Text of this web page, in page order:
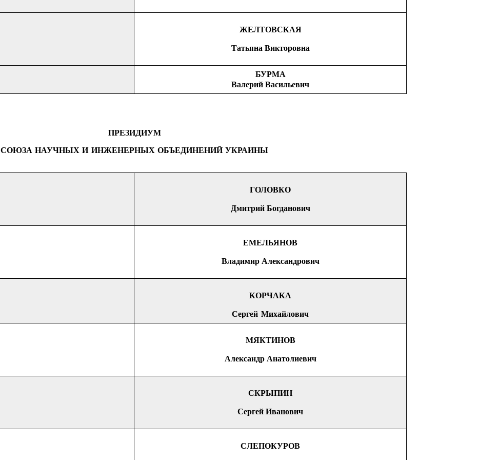
ЖЕЛТОВСКАЯ
Татьяна Викторовна
БУРМА
Валерий Васильевич
ПРЕЗИДИУМ
СОЮЗА НАУЧНЫХ И ИНЖЕНЕРНЫХ ОБЪЕДИНЕНИЙ УКРАИНЫ
ГОЛОВКО
Дмитрий Богданович
ЕМЕЛЬЯНОВ
Владимир Александрович
КОРЧАКА
Сергей Михайлович
МЯКТИНОВ
Александр Анатолиевич
СКРЫПИН
Сергей Иванович
СЛЕПОКУРОВ